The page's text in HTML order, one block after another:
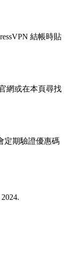
結帳時貼
網或在本頁尋找
定期驗證優惠碼